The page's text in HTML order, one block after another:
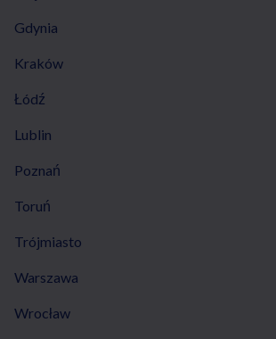
Gdynia
Kraków
Łódź
Lublin
Poznań
Toruń
Trójmiasto
Warszawa
Wrocław